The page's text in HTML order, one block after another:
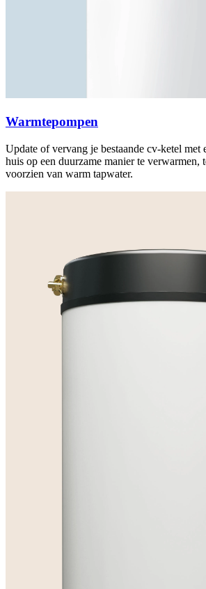
Warmtepompen
Update of vervang je bestaande cv-ketel met
huis op een duurzame manier te verwarmen,
voorzien van warm tapwater.